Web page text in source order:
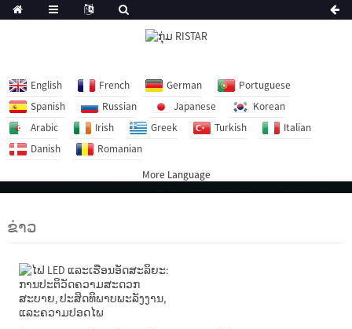
English French German
Portuguese
Spanish
Russian Japanese
Korean
Arabic
Irish Greek Turkish
Italian
Danish
Romanian
More Language
ຂ່າວ